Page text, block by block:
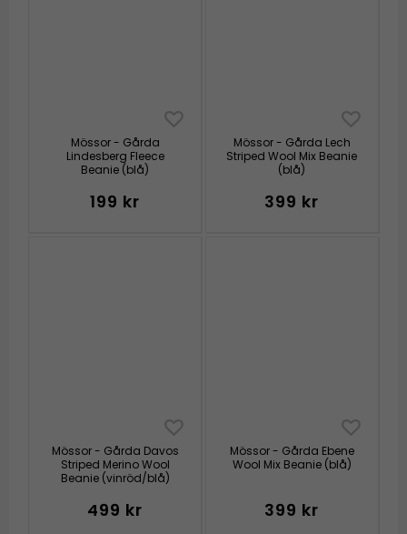
Mössor - Gårda
Lindesberg Fleece
Beanie (blå)
199 kr
Mössor - Gårda Lech
Striped Wool Mix Beanie
(blå)
399 kr
Mössor - Gårda Davos
Striped Merino Wool
Beanie (vinröd/blå)
499 kr
Mössor - Gårda Ebene
Wool Mix Beanie (blå)
399 kr